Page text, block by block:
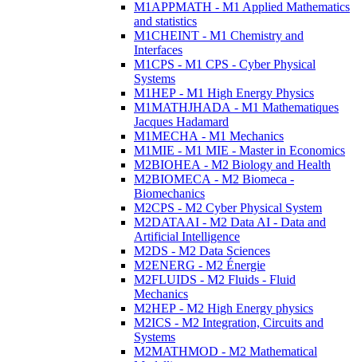
M1APPMATH - M1 Applied Mathematics
and statistics
M1CHEINT - M1 Chemistry and
Interfaces
M1CPS - M1 CPS - Cyber Physical
Systems
M1HEP - M1 High Energy Physics
M1MATHJHADA - M1 Mathematiques
Jacques Hadamard
M1MECHA - M1 Mechanics
M1MIE - M1 MIE - Master in Economics
M2BIOHEA - M2 Biology and Health
M2BIOMECA - M2 Biomeca -
Biomechanics
M2CPS - M2 Cyber Physical System
M2DATAAI - M2 Data AI - Data and
Artificial Intelligence
M2DS - M2 Data Sciences
M2ENERG - M2 Énergie
M2FLUIDS - M2 Fluids - Fluid
Mechanics
M2HEP - M2 High Energy physics
M2ICS - M2 Integration, Circuits and
Systems
M2MATHMOD - M2 Mathematical